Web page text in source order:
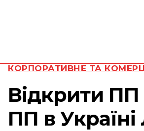
КОРПОРАТИВНЕ ТА
Відкрити ПП
ПП в Україні